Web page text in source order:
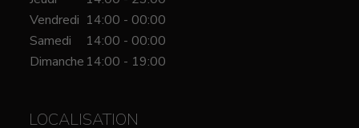
Vendredi 14:00 - 00:00
Samedi
14:00 - 00:00
Dimanche 14:00 - 19:00
LOCALISATION